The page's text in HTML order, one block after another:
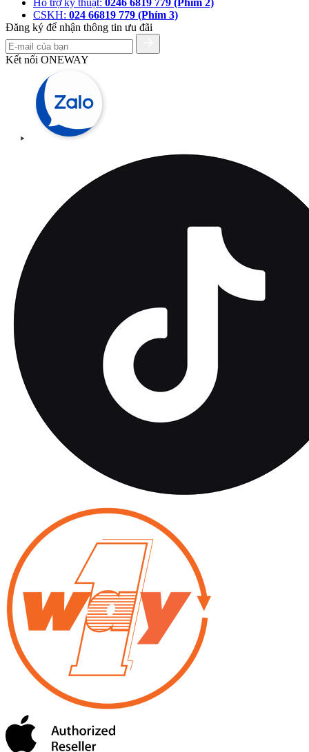
Hỗ trợ kỹ thuật: 0246 6819 779 (Phím 2)
CSKH: 024 66819 779 (Phím 3)
Đăng ký để nhận thông tin ưu đãi
Kết nối ONEWAY